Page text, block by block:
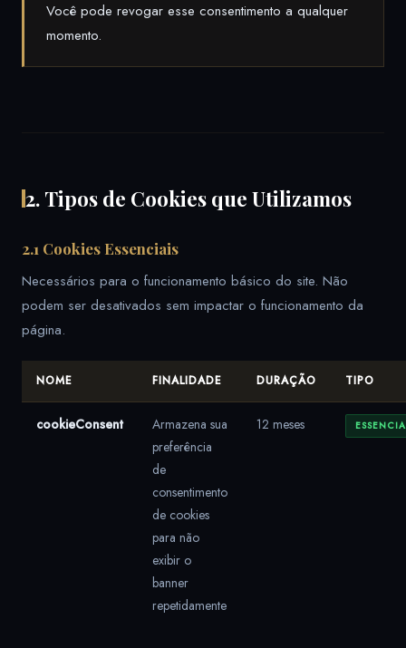
Você pode revogar esse consentimento a qualquer
momento.
2. Tipos de Cookies que Utilizamos
2.1 Cookies Essenciais
Necessários para o funcionamento básico do site. Não
podem ser desativados sem impactar o funcionamento da
página.
NOME FINALIDADE DURAÇÃO TIPO
cookieConsent
Armazena sua
preferência
de
consentimento
de cookies
para não
exibir o
banner
repetidamente
12 meses